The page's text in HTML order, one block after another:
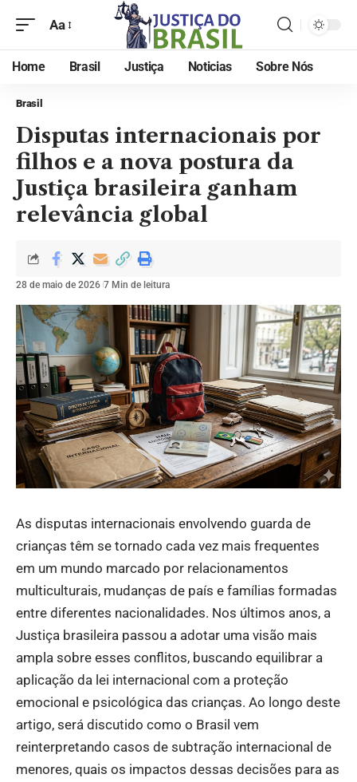
Aa
Home Brasil Justiça Noticias Sobre Nós
Brasil
Disputas internacionais por
filhos e a nova postura da
Justiça brasileira ganham
relevância global
28 de maio de 2026 7 Min de leitura
As disputas internacionais envolvendo guarda de
crianças têm se tornado cada vez mais frequentes
em um mundo marcado por relacionamentos
multiculturais, mudanças de país e famílias formadas
entre diferentes nacionalidades. Nos últimos anos, a
Justiça brasileira passou a adotar uma visão mais
ampla sobre esses conflitos, buscando equilibrar a
aplicação da lei internacional com a proteção
emocional e psicológica das crianças. Ao longo deste
artigo, será discutido como o Brasil vem
reinterpretando casos de subtração internacional de
menores, quais os impactos dessas decisões para as